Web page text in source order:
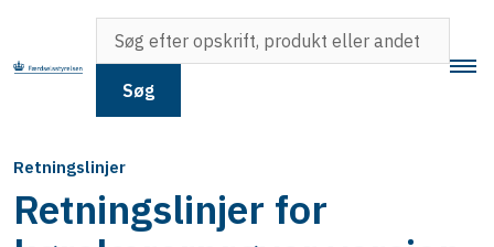
Søg
Retningslinjer
Retningslinjer for